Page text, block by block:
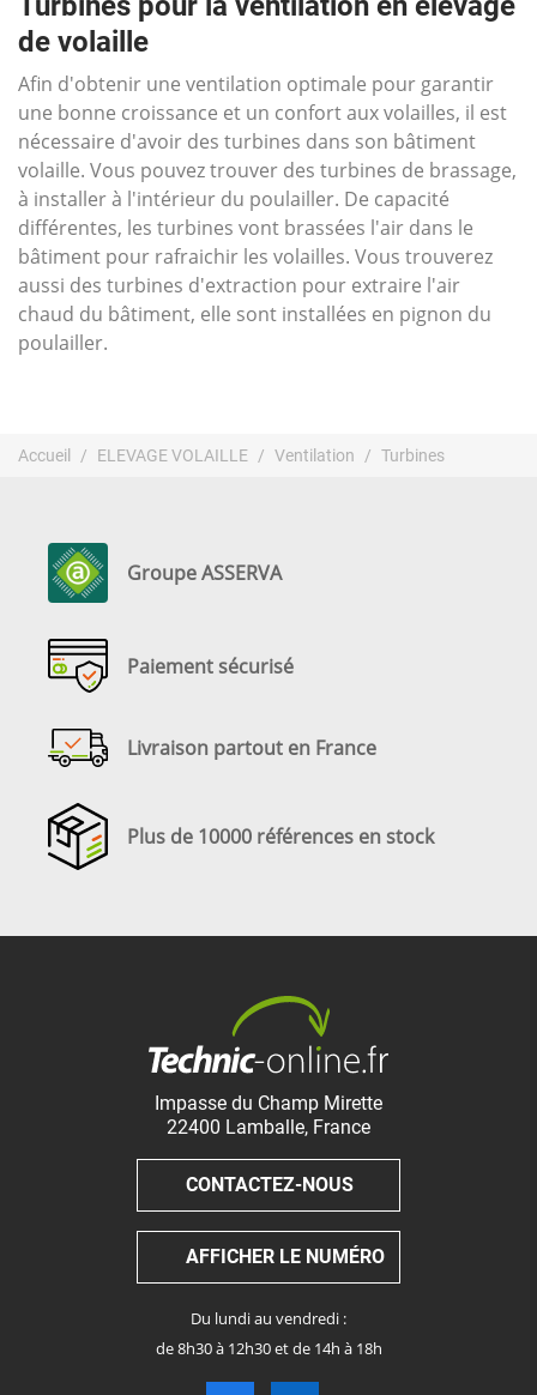
de volaille
Afin d'obtenir une ventilation optimale pour garantir
une bonne croissance et un confort aux volailles, il est
nécessaire d'avoir des turbines dans son bâtiment
volaille. Vous pouvez trouver des turbines de brassage,
à installer à l'intérieur du poulailler. De capacité
différentes, les turbines vont brassées l'air dans le
bâtiment pour rafraichir les volailles. Vous trouverez
aussi des turbines d'extraction pour extraire l'air
chaud du bâtiment, elle sont installées en pignon du
poulailler.
Accueil ELEVAGE VOLAILLE Ventilation Turbines
Groupe ASSERVA
Paiement sécurisé
Livraison partout en France
Plus de 10000 références en stock
Impasse du Champ Mirette
22400 Lamballe, France
CONTACTEZ-NOUS
AFFICHER LE NUMÉRO
Du lundi au vendredi :
de 8h30 à 12h30 et de 14h à 18h